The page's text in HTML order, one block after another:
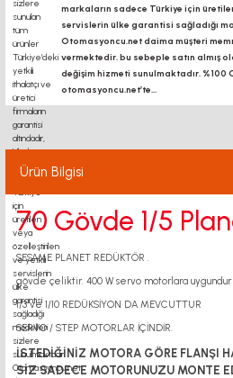
markaların sadece Türkiye için
servislerin ülke garantisi sağladığı
Otomasyoncu.net daima müşteri
vermektedir. bu sebeple satın almış
değişim hizmeti sunulmaktadır. %100
otomasyoncu.net’te...
Ürün Bilgisi
70 Gövde 1/5
SESAME PLANET REDÜKTÖR .
gövde çeliktir. 400 W servo motorlara uygundur
1/3 ve 1/10 REDÜKSİYON DA MEVCUTTUR
SERVO / STEP MOTORLAR İÇİNDİR.
İSTEDİĞİNİZ MOTORA GÖRE FLANŞI
SİZ SADECE MOTORUNUZU MONTE